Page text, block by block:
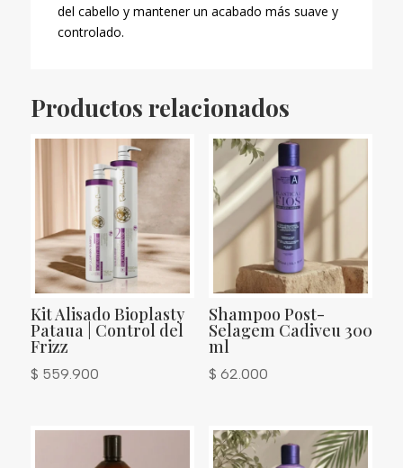
del cabello y mantener un acabado más suave y
controlado.
Productos relacionados
Kit Alisado Bioplasty
Pataua | Control del
Frizz
$ 559.900
Shampoo Post-
Selagem Cadiveu 300
ml
$ 62.000